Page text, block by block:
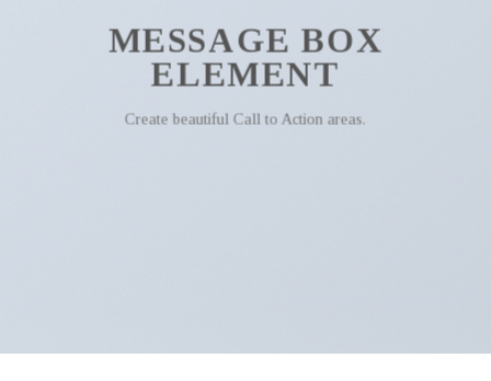
MESSAGE BOX
ELEMENT
Create beautiful Call to Action areas.